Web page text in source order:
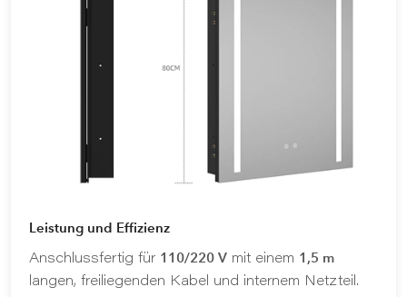
Leistung und Effizienz
Anschlussfertig für 110/220 V mit einem 1,5 m
langen, freiliegenden Kabel und internem Netzteil.